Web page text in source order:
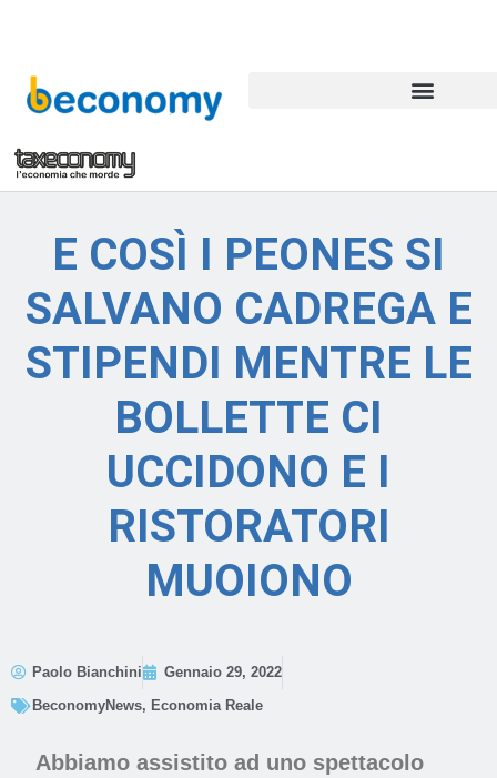
E COSÌ I PEONES SI
SALVANO CADREGA E
STIPENDI MENTRE LE
BOLLETTE CI
UCCIDONO E I
RISTORATORI
MUOIONO
Paolo Bianchini
Gennaio 29, 2022
BeconomyNews, Economia Reale
Abbiamo assistito ad uno spettacolo